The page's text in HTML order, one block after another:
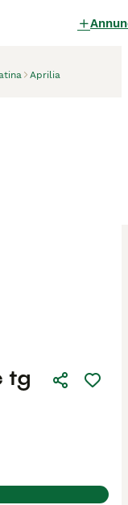
Aprilia
tg